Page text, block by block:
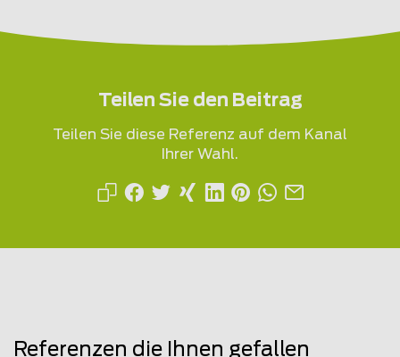
Teilen Sie den Beitrag
Teilen Sie diese Referenz auf dem Kanal
Ihrer Wahl.
Referenzen die Ihnen gefallen